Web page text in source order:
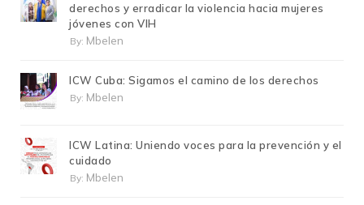
derechos y erradicar la violencia hacia mujeres
jóvenes con VIH
By: Mbelen
ICW Cuba: Sigamos el camino de los derechos
By: Mbelen
ICW Latina: Uniendo voces para la prevención y el
cuidado
By: Mbelen